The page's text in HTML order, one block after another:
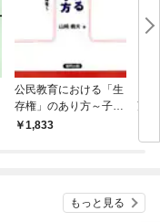
公民教育における「生
存権」のあり方～子ど
もに願い・自律意志を
1,833
望
もっと見る